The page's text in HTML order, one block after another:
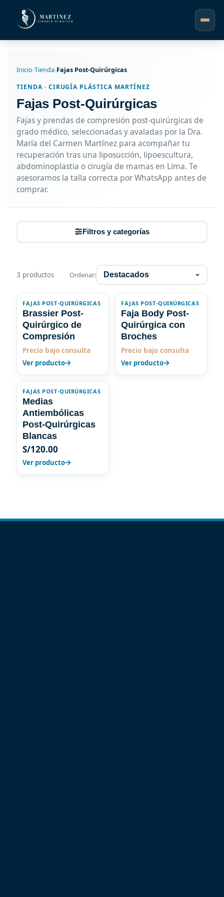
Inicio›Tienda›Fajas Post-Quirúrgicas
TIENDA · CIRUGÍA PLÁSTICA MARTÍNEZ
Fajas Post-Quirúrgicas
Fajas y prendas de compresión post-quirúrgicas de
grado médico, seleccionadas y avaladas por la Dra.
María del Carmen Martínez para acompañar tu
recuperación tras una liposucción, lipoescultura,
abdominoplastia o cirugía de mamas en Lima. Te
asesoramos la talla correcta por WhatsApp antes de
comprar.
Filtros y categorías
3 productos Ordenar:
POST-QUIRÚRGICA
FAJAS POST-QUIRÚRGICAS
Brassier Post-
Quirúrgico de
Compresión
Precio bajo consulta
Ver producto
POST-QUIRÚRGICA
FAJAS POST-QUIRÚRGICAS
Faja Body Post-
Quirúrgica con
Broches
Precio bajo consulta
Ver producto
POST-QUIRÚRGICA
FAJAS POST-QUIRÚRGICAS
Medias
Antiembólicas
Post-Quirúrgicas
Blancas
S/120.00
Ver producto